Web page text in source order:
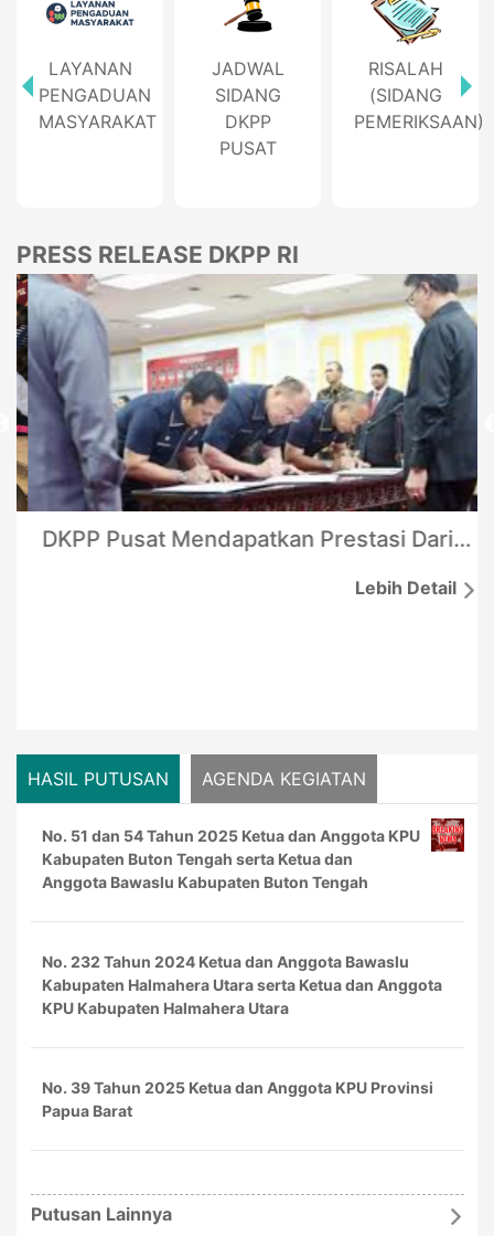
JADWAL
SIDANG
DKPP
RISALAH
(SIDANG
PEMERIKSAAN)
HASIL
KEPUTUSAN
SIDANG
PRESS RELEASE DKPP RI
DKPP Pusat Mendapatkan Prestasi Dari Mendagri Karena Tidak Mengecewakan Masyarakat Indonesia
Lebih Detail
HASIL PUTUSAN AGENDA KEGIATAN
No. 51 dan 54 Tahun 2025 Ketua dan Anggota KPU
Kabupaten Buton Tengah serta Ketua dan
Anggota Bawaslu Kabupaten Buton Tengah
No. 232 Tahun 2024 Ketua dan Anggota Bawaslu
Kabupaten Halmahera Utara serta Ketua dan Anggota
KPU Kabupaten Halmahera Utara
No. 39 Tahun 2025 Ketua dan Anggota KPU Provinsi
Papua Barat
No. 66 Tahun 2025 Ketua dan Anggota Bawaslu
Kabupaten Bolaang Mongondow Selatan
Putusan Lainnya